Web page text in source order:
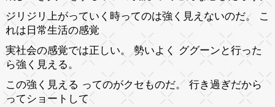
ジリジリ上がっていく時ってのは強く見えないのだ。 こ
れは日常生活の感覚
実社会の感覚では正しい。 勢いよく ググーンと行った
ら強く見える。
この強く見える ってのがクセものだ。 行き過ぎだから
ってショートして